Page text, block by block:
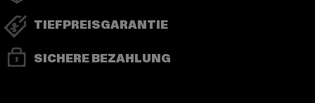
TIEFPREISGARANTIE
SICHERE BEZAHLUNG